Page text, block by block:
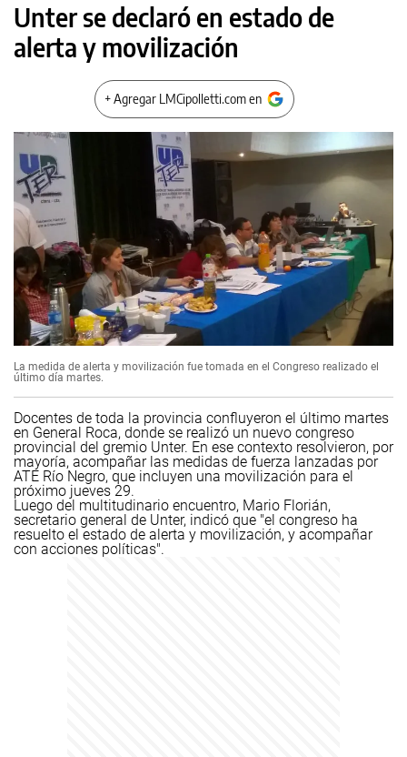
Unter se declaró en estado de
alerta y movilización
+ Agregar LMCipolletti.com en
La medida de alerta y movilización fue tomada en el Congreso realizado el
último día martes.
Docentes de toda la provincia confluyeron el último martes
en General Roca, donde se realizó un nuevo congreso
provincial del gremio Unter. En ese contexto resolvieron, por
mayoría, acompañar las medidas de fuerza lanzadas por
ATE Río Negro, que incluyen una movilización para el
próximo jueves 29.
Luego del multitudinario encuentro, Mario Florián,
secretario general de Unter, indicó que "el congreso ha
resuelto el estado de alerta y movilización, y acompañar
con acciones políticas".